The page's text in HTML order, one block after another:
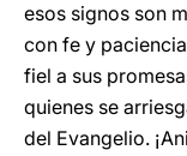
esos signos son
con fe y
fiel a sus
quienes se
del Evangelio.